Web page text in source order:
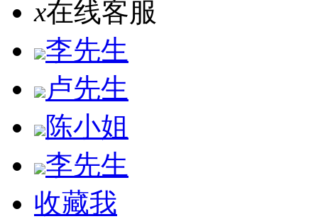
x在线客服
李先生
卢先生
陈小姐
李先生
收藏我